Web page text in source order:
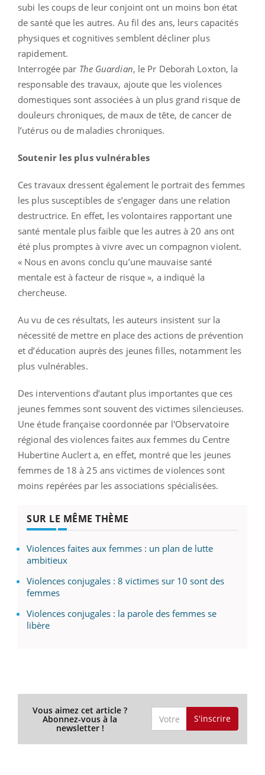
subi les coups de leur conjoint ont un moins bon état
de santé que les autres. Au fil des ans, leurs capacités
physiques et cognitives semblent décliner plus
rapidement.
Interrogée par The Guardian, le Pr Deborah Loxton, la
responsable des travaux, ajoute que les violences
domestiques sont associées à un plus grand risque de
douleurs chroniques, de maux de tête, de cancer de
l’utérus ou de maladies chroniques.
Soutenir les plus vulnérables
Ces travaux dressent également le portrait des femmes
les plus susceptibles de s’engager dans une relation
destructrice. En effet, les volontaires rapportant une
santé mentale plus faible que les autres à 20 ans ont
été plus promptes à vivre avec un compagnon violent.
« Nous en avons conclu qu’une mauvaise santé
mentale est à facteur de risque », a indiqué la
chercheuse.
Au vu de ces résultats, les auteurs insistent sur la
nécessité de mettre en place des actions de prévention
et d’éducation auprès des jeunes filles, notamment les
plus vulnérables.
Des interventions d’autant plus importantes que ces
jeunes femmes sont souvent des victimes silencieuses.
Une étude française coordonnée par l'Observatoire
régional des violences faites aux femmes du Centre
Hubertine Auclert a, en effet, montré que les jeunes
femmes de 18 à 25 ans victimes de violences sont
moins repérées par les associations spécialisées.
SUR LE MÊME THÈME
Violences faites aux femmes : un plan de lutte
ambitieux
Violences conjugales : 8 victimes sur 10 sont des
femmes
Violences conjugales : la parole des femmes se
libère
Vous aimez cet article ?
Abonnez-vous à la
newsletter !
S'inscrire